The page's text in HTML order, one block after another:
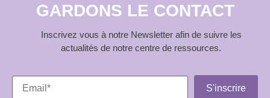
GARDONS LE CONTACT
Inscrivez vous à notre Newsletter afin de suivre les
actualités de notre centre de ressources.